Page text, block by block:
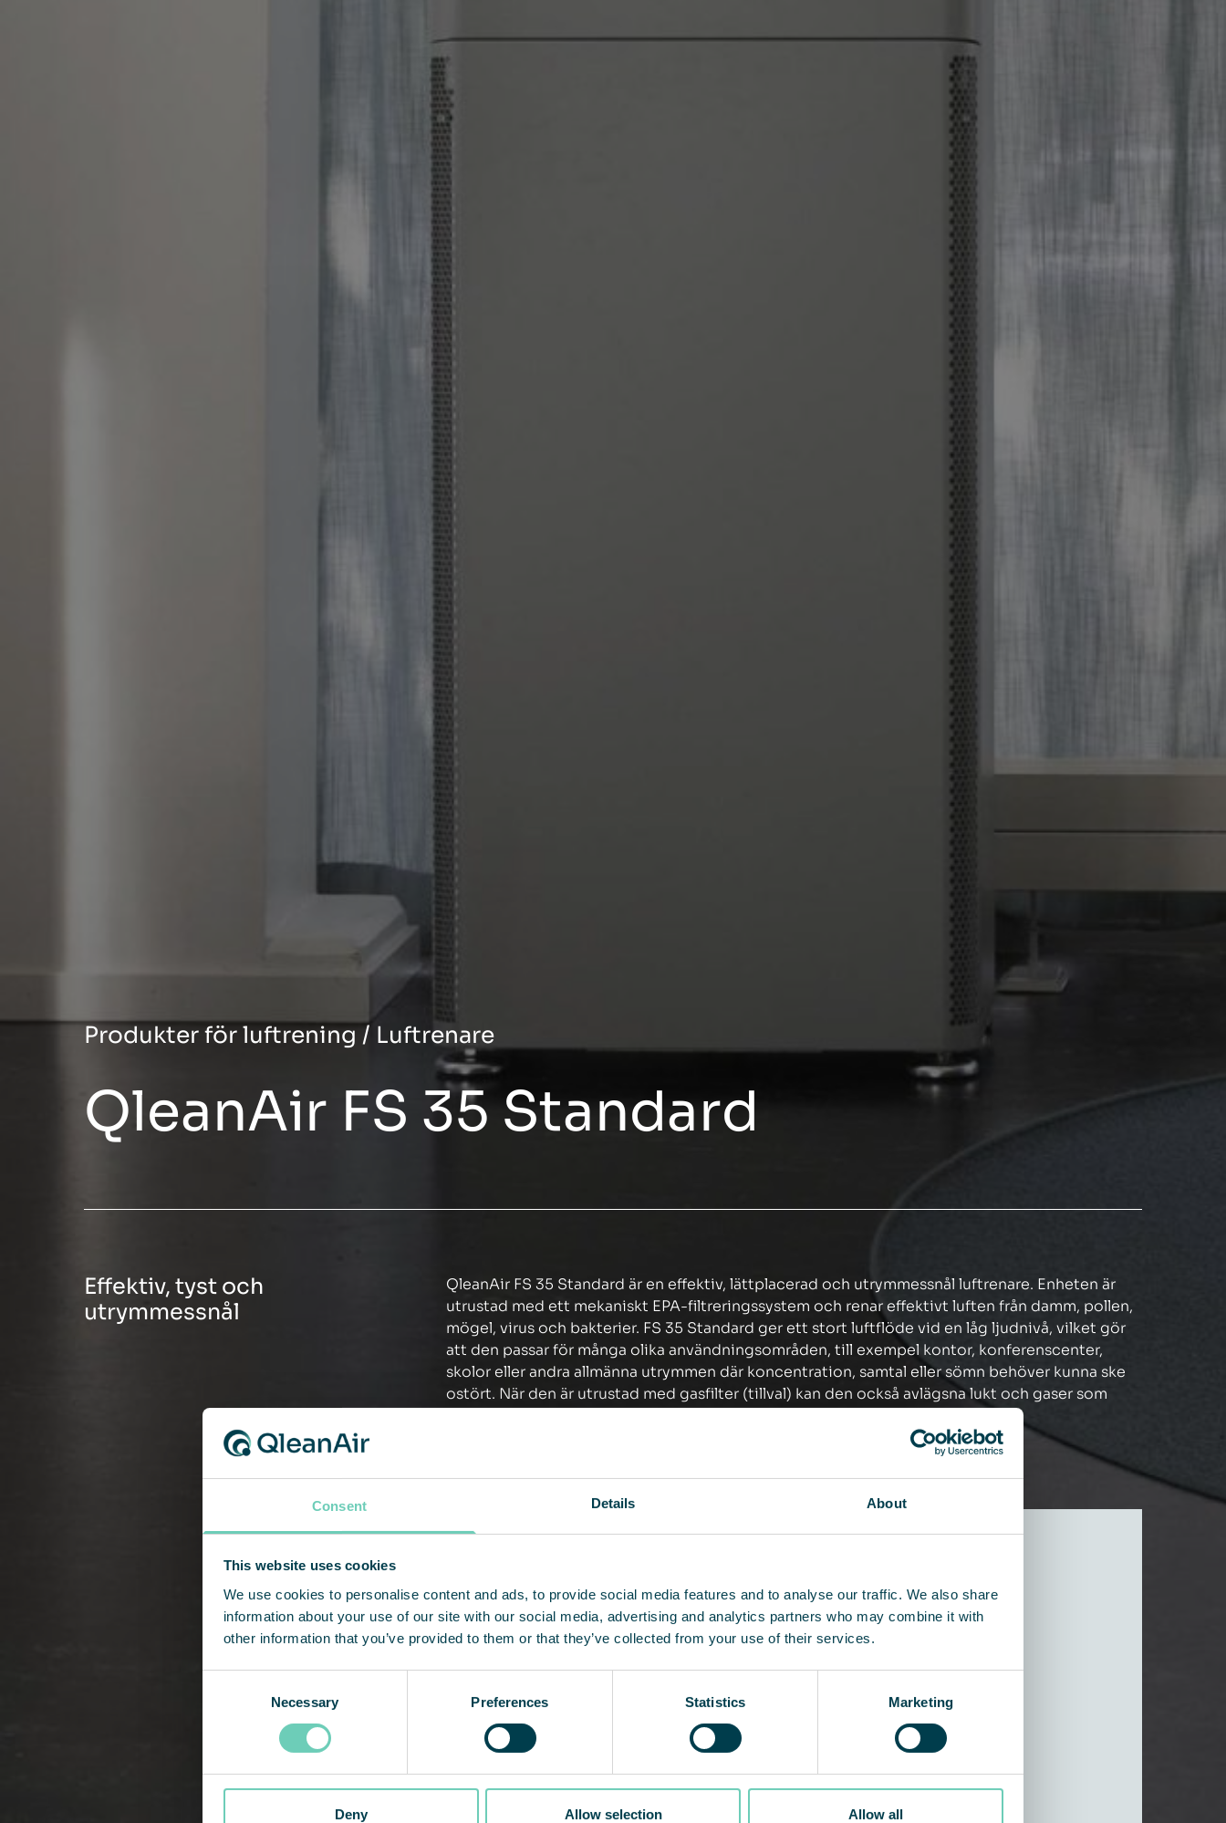
Consent Details About
This website uses cookies
We use cookies to personalise content and ads, to provide social media features and to analyse our traffic. We also share
information about your use of our site with our social media, advertising and analytics partners who may combine it with
other information that you’ve provided to them or that they’ve collected from your use of their services.
Necessary Preferences Statistics Marketing
Deny Allow selection Allow all
Produkter för luftrening / Luftrenare
QleanAir FS 35 Standard
Effektiv, tyst och
utrymmessnål
QleanAir FS 35 Standard är en effektiv, lättplacerad och utrymmessnål luftrenare. Enheten är
utrustad med ett mekaniskt EPA-filtreringssystem och renar effektivt luften från damm, pollen,
mögel, virus och bakterier. FS 35 Standard ger ett stort luftflöde vid en låg ljudnivå, vilket gör
att den passar för många olika användningsområden, till exempel kontor, konferenscenter,
skolor eller andra allmänna utrymmen där koncentration, samtal eller sömn behöver kunna ske
ostört. När den är utrustad med gasfilter (tillval) kan den också avlägsna lukt och gaser som